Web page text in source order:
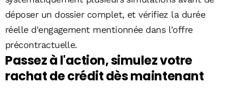
déposer un dossier complet, et vérifiez la durée
réelle d'engagement mentionnée dans l'offre
précontractuelle.
Passez à l'action, simulez votre
rachat de crédit dès maintenant